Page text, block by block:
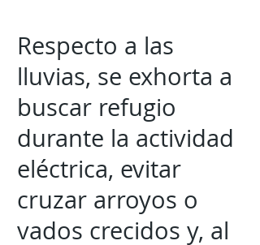
Respecto a las
lluvias, se exhorta a
buscar refugio
durante la actividad
eléctrica, evitar
cruzar arroyos o
vados crecidos y, al